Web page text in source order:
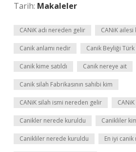
Tarih: Makaleler
CANiK adı nereden gelir CANiK
Canik anlamı nedir Canik Beyliği Türk
Canik kime satıldı Canik nereye ait
Canik silah Fabrikasının sahibi kim
CANiK silah ismi nereden gelir CANiK
Canikler nerede kuruldu Canikliler
Canikliler nerede kuruldu En iyi